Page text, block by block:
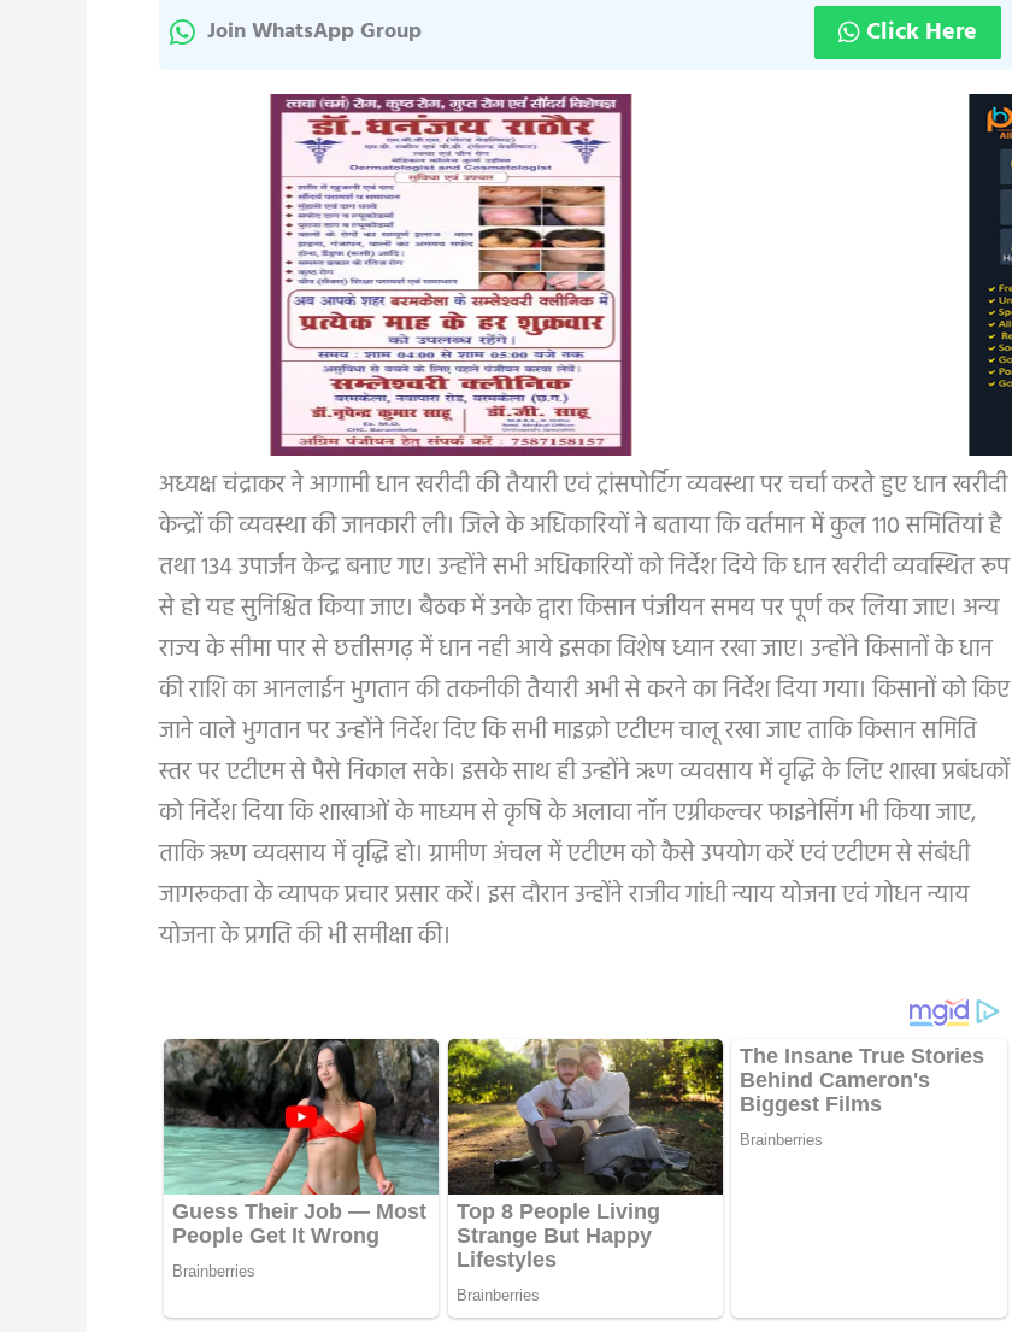
Join WhatsApp Group Click Here
अध्यक्ष चंद्राकर ने आगामी धान खरीदी की तैयारी एवं ट्रांसपोर्टिग व्यवस्था पर चर्चा करते हुए धान खरीदी
केन्द्रों की व्यवस्था की जानकारी ली। जिले के अधिकारियों ने बताया कि वर्तमान में कुल 110 समितियां है
तथा 134 उपार्जन केन्द्र बनाए गए। उन्होंने सभी अधिकारियों को निर्देश दिये कि धान खरीदी व्यवस्थित रूप
से हो यह सुनिश्चित किया जाए। बैठक में उनके द्वारा किसान पंजीयन समय पर पूर्ण कर लिया जाए। अन्य
राज्य के सीमा पार से छत्तीसगढ़ में धान नही आये इसका विशेष ध्यान रखा जाए। उन्होंने किसानों के धान
की राशि का आनलाईन भुगतान की तकनीकी तैयारी अभी से करने का निर्देश दिया गया। किसानों को किए
जाने वाले भुगतान पर उन्होंने निर्देश दिए कि सभी माइक्रो एटीएम चालू रखा जाए ताकि किसान समिति
स्तर पर एटीएम से पैसे निकाल सके। इसके साथ ही उन्होंने ऋण व्यवसाय में वृद्धि के लिए शाखा प्रबंधकों
को निर्देश दिया कि शाखाओं के माध्यम से कृषि के अलावा नॉन एग्रीकल्चर फाइनेसिंग भी किया जाए,
ताकि ऋण व्यवसाय में वृद्धि हो। ग्रामीण अंचल में एटीएम को कैसे उपयोग करें एवं एटीएम से संबंधी
जागरूकता के व्यापक प्रचार प्रसार करें। इस दौरान उन्होंने राजीव गांधी न्याय योजना एवं गोधन न्याय
योजना के प्रगति की भी समीक्षा की।